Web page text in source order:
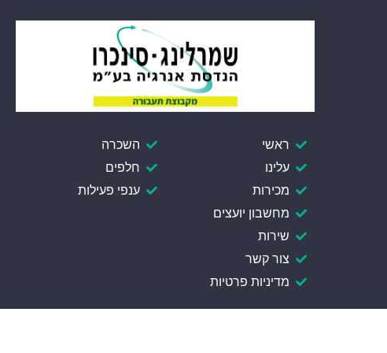
ראשי
עלינו
מכירות
מחשבון יועצים
שירות
צור קשר
מדיניות פרטיות
השכרה
חלפים
ענפי פעילות